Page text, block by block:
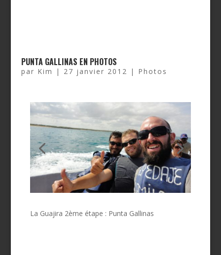
PUNTA GALLINAS EN PHOTOS
par Kim | 27 janvier 2012 | Photos
La Guajira 2ème étape : Punta Gallinas